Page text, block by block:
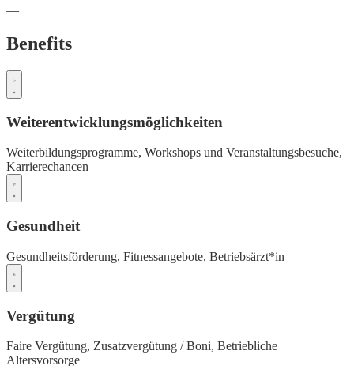
—
Benefits
Weiterentwicklungsmöglichkeiten
Weiterbildungsprogramme, Workshops und Veranstaltungsbesuche,
Karrierechancen
Gesundheit
Gesundheitsförderung, Fitnessangebote, Betriebsärzt*in
Vergütung
Faire Vergütung, Zusatzvergütung / Boni, Betriebliche
Altersvorsorge